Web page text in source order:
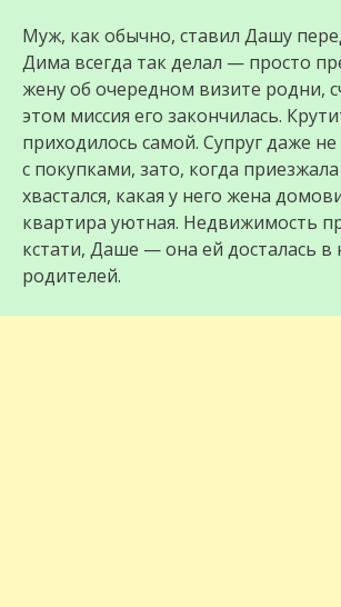
Муж, как обычно, ставил Дашу
Дима всегда так делал — просто
жену об очередном визите родни,
этом миссия его закончилась.
приходилось самой. Супруг даже
с покупками, зато, когда
хвастался, какая у него жена
квартира уютная. Недвижимость
кстати, Даше — она ей досталась в
родителей.